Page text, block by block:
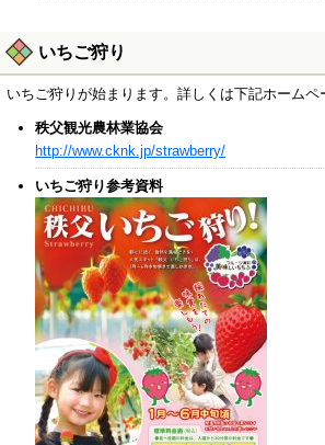
いちご狩り
いちご狩りが始まります。詳しくは下記ホームペ
秩父観光農林業協会
http://www.cknk.jp/strawberry/
いちご狩り参考資料